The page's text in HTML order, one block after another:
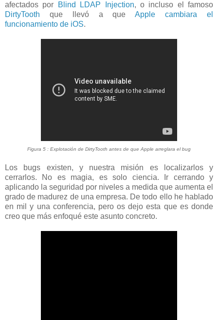
afectados por
Blind LDAP Injection, o incluso el famoso
DirtyTooth que llevó a queApple cambiara el
funcionamiento de iOS.
Figura 5 : Explotación de DirtyTooth antes de que Apple arreglara el bug
Los bugs existen, y nuestra misión es localizarlos y
cerrarlos. No es magia, es solo ciencia. Ir cerrando y
aplicando la seguridad por niveles a medida que aumenta el
grado de madurez de una empresa. De todo ello he hablado
en mil y una conferencia, pero os dejo esta que es donde
creo que más enfoqué este asunto concreto.